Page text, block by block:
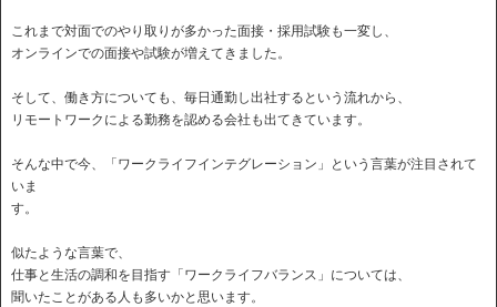
これまで対面でのやり取りが多かった面接・採用試験も一変し、
オンラインでの面接や試験が増えてきました。
そして、働き方についても、毎日通勤し出社するという流れから、
リモートワークによる勤務を認める会社も出てきています。
そんな中で今、「ワークライフインテグレーション」という言葉が注目されて
いま
す。
似たような言葉で、
仕事と生活の調和を目指す「ワークライフバランス」については、
聞いたことがある人も多いかと思います。